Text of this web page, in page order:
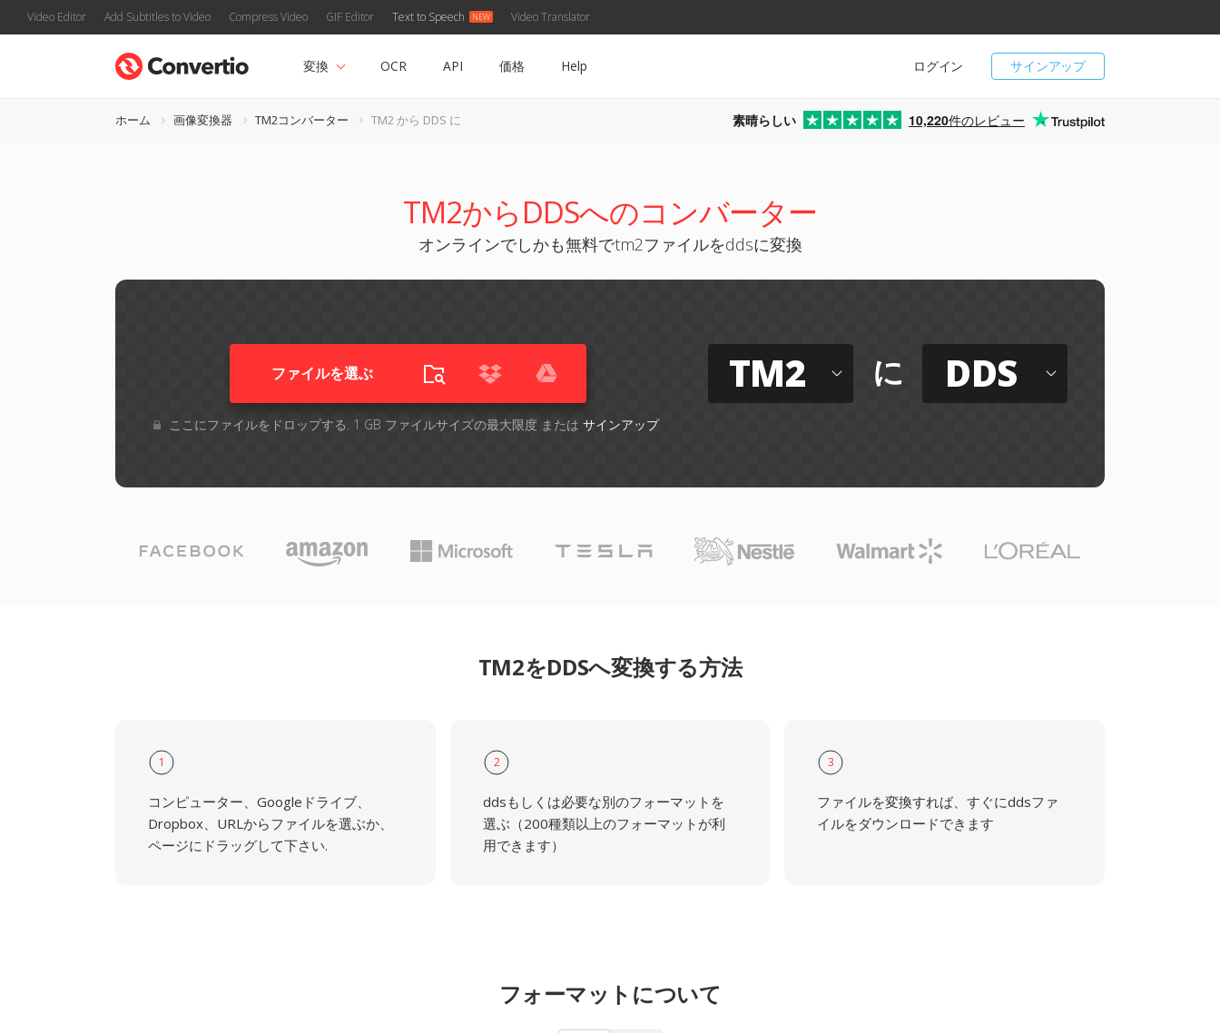
Video Editor Add Subtitles to Video Compress Video GIF Editor Text to Speech Video Translator
サインアップ
ログイン
変換 OCR API 価格 Help
ホーム 画像変換器 TM2コンバーター TM2 から DDS に 素晴らしい 10,220件のレビュー
TM2からDDSへのコンバーター
オンラインでしかも無料でtm2ファイルをddsに変換
ファイルを選ぶ
ここにファイルをドロップする. 1 GB ファイルサイズの最大限度 または サインアップ
TM2 に DDS
TM2をDDSへ変換する方法
1
コンピューター、Googleドライブ、
Dropbox、URLからファイルを選ぶか、
ページにドラッグして下さい.
2
ddsもしくは必要な別のフォーマットを
選ぶ（200種類以上のフォーマットが利
用できます）
3
ファイルを変換すれば、すぐにddsファ
イルをダウンロードできます
フォーマットについて